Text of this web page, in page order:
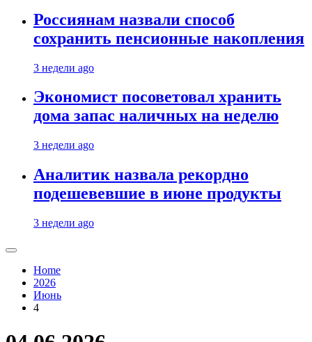
Россиянам назвали способ
сохранить пенсионные накопления
3 недели ago
Экономист посоветовал хранить
дома запас наличных на неделю
3 недели ago
Аналитик назвала рекордно
подешевевшие в июне продукты
3 недели ago
Home
2026
Июнь
4